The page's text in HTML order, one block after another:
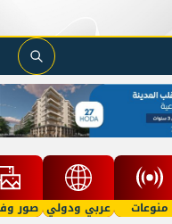
منوعات عربي ودولي صور